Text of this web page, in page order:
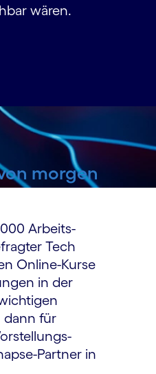
wären.
morgen
Arbeits­
Tech
Online-Kurse
in der
dann für
Partner in